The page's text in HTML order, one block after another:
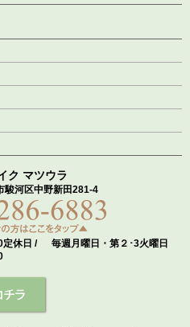
ク マツウラ
駿河区中野新田281-4
定休日 / 毎週月曜日・第２･3火曜日